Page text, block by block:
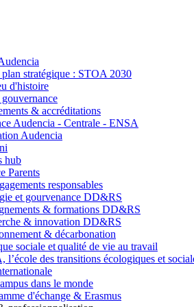
stratégique : STOA 2030
d'histoire
& accréditations
Audencia - Centrale - ENSA
Audencia
hub
Parents
responsables
et gourvenance DD&RS
& formations DD&RS
& innovation DD&RS
& décarbonation
sociale et qualité de vie au travail
l’école des transitions écologiques et
dans le monde
d'échange & Erasmus